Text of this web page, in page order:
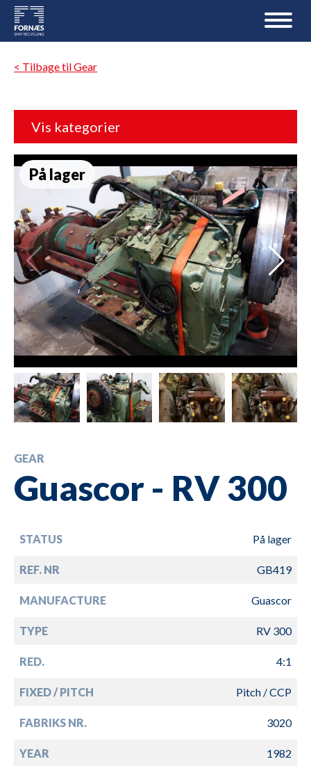
< Tilbage til Gear
Vis kategorier
På lager
GEAR
Guascor - RV 300
STATUS På lager
REF. NR GB419
MANUFACTURE Guascor
TYPE RV 300
RED. 4:1
FIXED / PITCH Pitch / CCP
FABRIKS NR. 3020
YEAR 1982